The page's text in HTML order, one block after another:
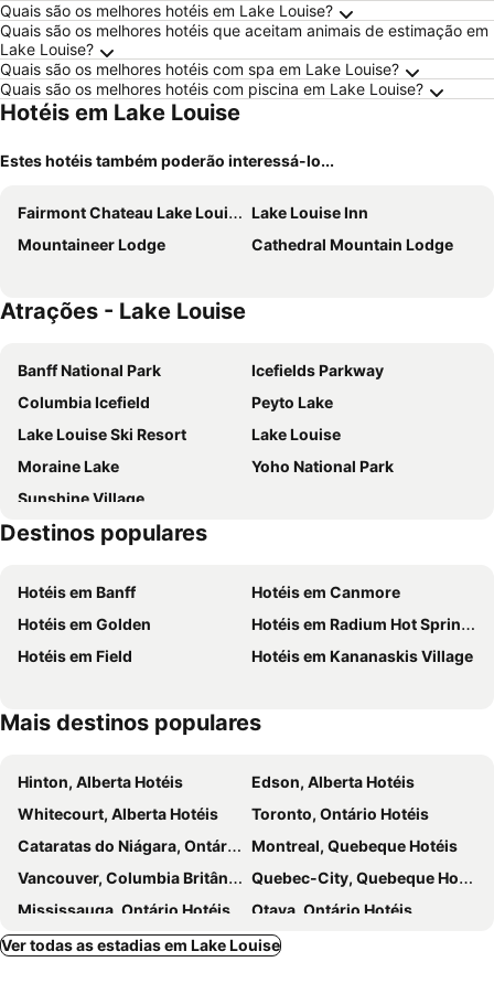
Quais são os melhores hotéis em Lake Louise?
Quais são os melhores hotéis que aceitam animais de estimação em
Lake Louise?
Quais são os melhores hotéis com spa em Lake Louise?
Quais são os melhores hotéis com piscina em Lake Louise?
Hotéis em Lake Louise
Estes hotéis também poderão interessá-lo...
Fairmont Chateau Lake Louise
Lake Louise Inn
Mountaineer Lodge
Cathedral Mountain Lodge
Atrações - Lake Louise
Banff National Park
Icefields Parkway
Columbia Icefield
Peyto Lake
Lake Louise Ski Resort
Lake Louise
Moraine Lake
Yoho National Park
Sunshine Village
Destinos populares
Hotéis em Banff
Hotéis em Canmore
Hotéis em Golden
Hotéis em Radium Hot Springs
Hotéis em Field
Hotéis em Kananaskis Village
Mais destinos populares
Hinton, Alberta Hotéis
Edson, Alberta Hotéis
Whitecourt, Alberta Hotéis
Toronto, Ontário Hotéis
Cataratas do Niágara, Ontário Hotéis
Montreal, Quebeque Hotéis
Vancouver, Columbia Britânica Hotéis
Quebec-City, Quebeque Hotéis
Mississauga, Ontário Hotéis
Otava, Ontário Hotéis
Jasper, Alberta Hotéis
London, Ontário Hotéis
Ver todas as estadias em Lake Louise